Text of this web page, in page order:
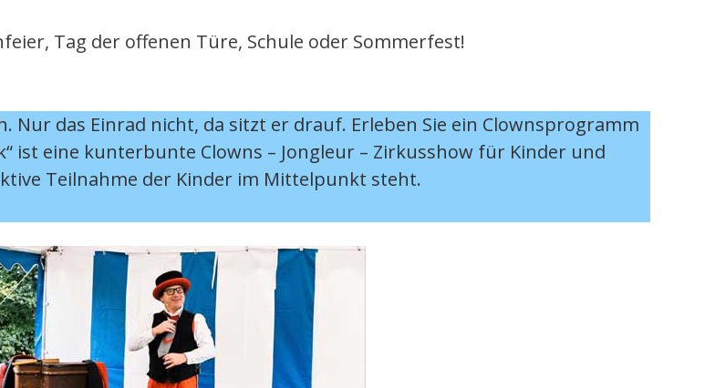
Tag der offenen Türe, Schule oder Sommerfest!
Nur das Einrad nicht, da sitzt er drauf. Erleben Sie ein Clownsprogramm
ist eine kunterbunte Clowns – Jongleur – Zirkusshow für Kinder und
Teilnahme der Kinder im Mittelpunkt steht.